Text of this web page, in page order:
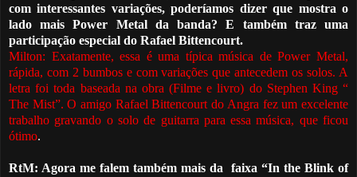
com interessantes variações, poderíamos dizer que mostra o
lado mais Power Metal da banda? E também traz uma
participação especial do Rafael Bittencourt.
Milton: Exatamente, essa éuma típica música de Power Metal,
rápida, com 2 bumbos e com variações que antecedem os solos. A
letra foi toda baseada na obra (Filme e livro) do Stephen King “
The Mist”. O amigo Rafael Bittencourt do Angra fez um excelente
trabalho gravando o solo de guitarra para essa música, que ficou
ótimo.
RtM: Agora me falem também mais da
faixa “In the Blink of